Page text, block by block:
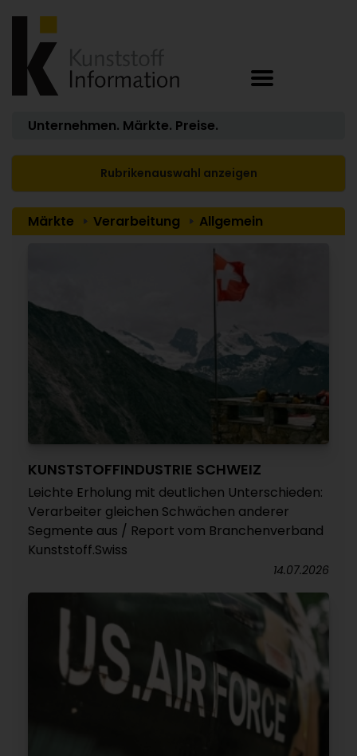
Unternehmen. Märkte. Preise.
Rubrikenauswahl anzeigen
Märkte Verarbeitung Allgemein
KUNSTSTOFFINDUSTRIE SCHWEIZ
Leichte Erholung mit deutlichen Unterschieden:
Verarbeiter gleichen Schwächen anderer
Segmente aus / Report vom Branchenverband
Kunststoff.Swiss
14.07.2026